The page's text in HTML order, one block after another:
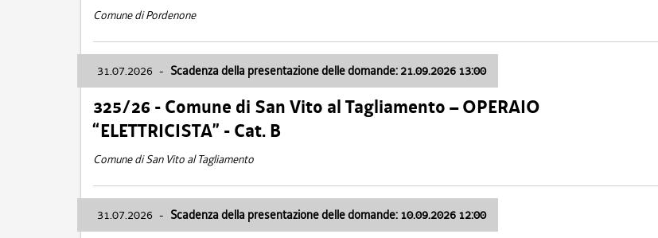
Comune di Pordenone
31.07.2026 - Scadenza della presentazione delle domande: 21.09.2026 13:00
325/26 - Comune di San Vito al Tagliamento – OPERAIO
“ELETTRICISTA” - Cat. B
Comune di San Vito al Tagliamento
31.07.2026 - Scadenza della presentazione delle domande: 10.09.2026 12:00